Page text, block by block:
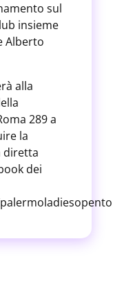
sul
insieme
Alberto
alla
289 a
la
diretta
dei